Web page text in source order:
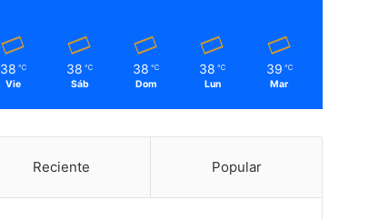
38 ℃
Vie
38 ℃
Sáb
38 ℃
Dom
38 ℃
Lun
39 ℃
Mar
Reciente Popular